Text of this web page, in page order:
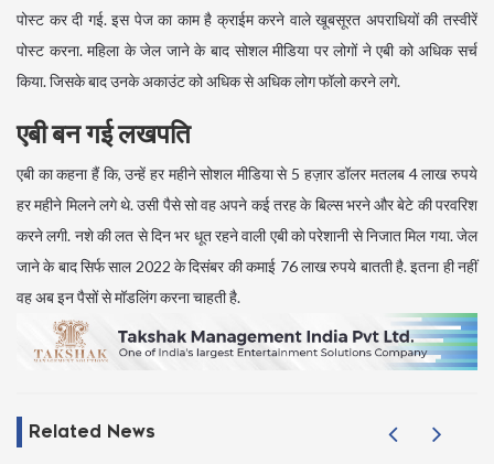
पोस्ट कर दी गई. इस पेज का काम है क्राईम करने वाले खूबसूरत अपराधियों की तस्वीरें
पोस्ट करना. महिला के जेल जाने के बाद सोशल मीडिया पर लोगों ने एबी को अधिक सर्च
किया. जिसके बाद उनके अकाउंट को अधिक से अधिक लोग फॉलो करने लगे.
एबी बन गई लखपति
एबी का कहना हैं कि, उन्हें हर महीने सोशल मीडिया से 5 हज़ार डॉलर मतलब 4 लाख रुपये
हर महीने मिलने लगे थे. उसी पैसे सो वह अपने कई तरह के बिल्स भरने और बेटे की परवरिश
करने लगी. नशे की लत से दिन भर धूत रहने वाली एबी को परेशानी से निजात मिल गया. जेल
जाने के बाद सिर्फ साल 2022 के दिसंबर की कमाई 76 लाख रुपये बातती है. इतना ही नहीं
वह अब इन पैसों से मॉडलिंग करना चाहती है.
Related News